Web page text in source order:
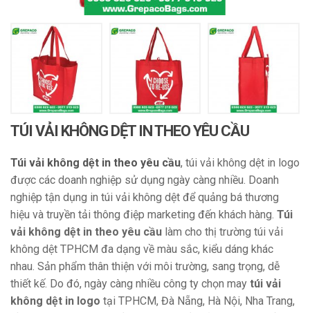
TÚI VẢI KHÔNG DỆT IN THEO YÊU CẦU
Túi vải không dệt in theo yêu cầu, túi vải không dệt in logo
được các doanh nghiệp sử dụng ngày càng nhiều. Doanh
nghiệp tận dụng in túi vải không dệt để quảng bá thương
hiệu và truyền tải thông điệp marketing đến khách hàng. Túi
vải không dệt in theo yêu cầu làm cho thị trường túi vải
không dệt TPHCM đa dạng về màu sắc, kiểu dáng khác
nhau. Sản phẩm thân thiện với môi trường, sang trọng, dễ
thiết kế. Do đó, ngày càng nhiều công ty chọn may túi vải
không dệt in logo tại TPHCM, Đà Nẵng, Hà Nội, Nha Trang,